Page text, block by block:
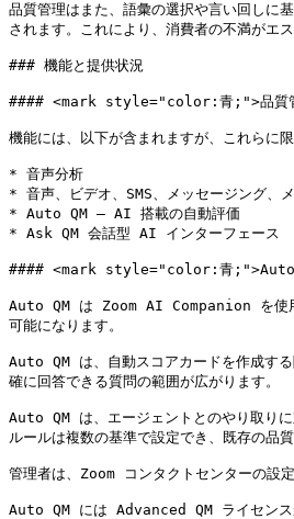
品質管理はまた、語彙の選択や言い回しに
されます。これにより、消費者の不満がエ
### 機能と提供状況
#### <mark style="color:青;">品質管
機能には、以下が含まれますが、これらに限
* 音声分析
* 音声、ビデオ、SMS、メッセージング、
* Auto QM — AI 搭載の自動評価
* Ask QM 会話型 AI インターフェース
#### <mark style="color:青;">Auto
Auto QM は Zoom AI Companion を使用
可能になります。
Auto QM は、自動スコアカードを作成する
確に回答できる質問の範囲が広がります。
Auto QM は、エージェントとのやり取り
ルールは複数の基準で設定でき、既存の品
管理者は、Zoom コンタクトセンターの
Auto QM には Advanced QM ライセンス